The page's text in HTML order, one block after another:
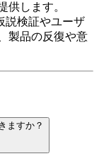
供します。
説検証やユーザ
製品の反復や意
ますか？